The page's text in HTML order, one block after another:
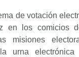
de votación
en los comicios
misiones
urna